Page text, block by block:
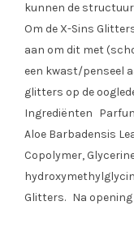
kunnen de
Om de X-Sins
aan om dit met
een kwast/penseel
glitters op de
Ingrediënten
Aloe Barbadensis
Copolymer,
Glitters. Na